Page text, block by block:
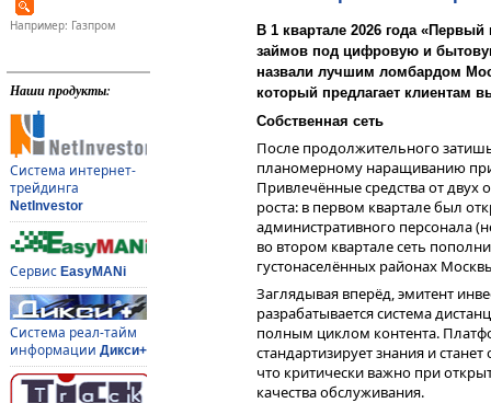
Например: Газпром
Наши продукты:
Система интернет-
трейдинга
NetInvestor
Сервис EasyMANi
Система реал-тайм
информации Дикси+
В 1 квартале 2026 года
займов под цифровую и
назвали лучшим ломбардом
который предлагает клиентам
Собственная сеть
После продолжительного
планомерному наращиванию
Привлечённые средства от
роста: в первом квартале был
административного персонала
во втором квартале сеть
густонаселённых районах
Заглядывая вперёд, эмитент
разрабатывается система
полным циклом контента.
стандартизирует знания и
что критически важно при
качества обслуживания.